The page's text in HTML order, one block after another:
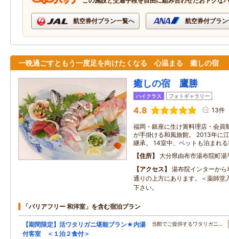
航空券付プラン一覧へ 航空券付プラ
一晩過ごすともう一度足を向けたくなる 心温まる 癒しの宿
癒しの宿 鷹勝
ハイクラス フォトギャラリー
4.8 13件
福岡・銀座に生け簀料理店・会員
が手掛ける和風旅館。 2013年に
継承。 14室中、ペットも泊まれ
住所
大分県由布市湯布院町湯
アクセス
湯布院インターか
通りの上方にあります。＜薬師堂
下さい。
「バリアフリー 和洋室」を含む宿泊プラン
【期間限定】活ワタリガニ堪能プラン★内湯
付客室 ＜１泊２食付＞
当館でご提供するワタリガニ…